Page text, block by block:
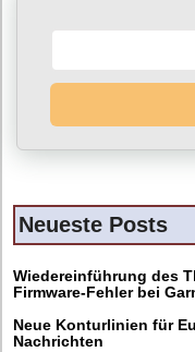
Neueste Posts
Wiedereinführung des
Firmware-Fehler bei
Neue Konturlinien für
Nachrichten